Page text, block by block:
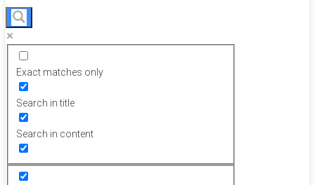
Exact matches only
Search in title
Search in content